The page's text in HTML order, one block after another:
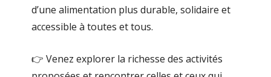
d’une alimentation plus durable, solidaire et
accessible à toutes et tous.
👉 Venez explorer la richesse des activités